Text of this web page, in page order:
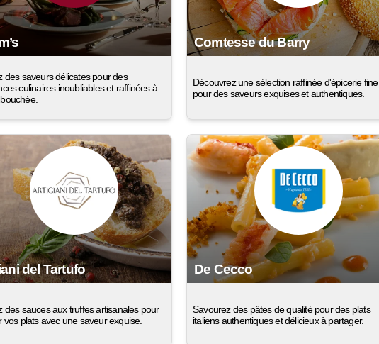
des saveurs délicates pour des
culinaires inoubliables et raffinées à
Comtesse du Barry
Découvrez une sélection raffinée d'épicerie fine
pour des saveurs exquises et authentiques.
del Tartufo
des sauces aux truffes artisanales pour
vos plats avec une saveur exquise.
De Cecco
Savourez des pâtes de qualité pour des plats
italiens authentiques et délicieux à partager.